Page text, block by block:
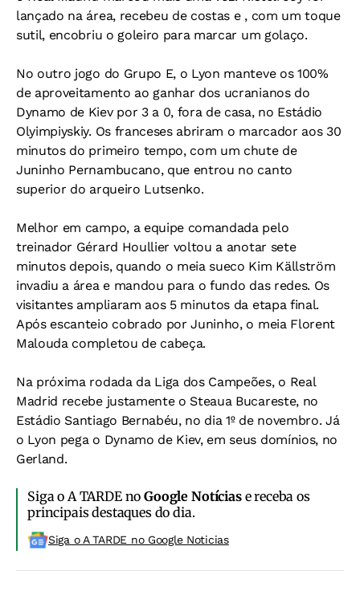
lançado na área, recebeu de costas e , com um toque
sutil, encobriu o goleiro para marcar um golaço.
No outro jogo do Grupo E, o Lyon manteve os 100%
de aproveitamento ao ganhar dos ucranianos do
Dynamo de Kiev por 3 a 0, fora de casa, no Estádio
Olyimpiyskiy. Os franceses abriram o marcador aos 30
minutos do primeiro tempo, com um chute de
Juninho Pernambucano, que entrou no canto
superior do arqueiro Lutsenko.
Melhor em campo, a equipe comandada pelo
treinador Gérard Houllier voltou a anotar sete
minutos depois, quando o meia sueco Kim Källström
invadiu a área e mandou para o fundo das redes. Os
visitantes ampliaram aos 5 minutos da etapa final.
Após escanteio cobrado por Juninho, o meia Florent
Malouda completou de cabeça.
Na próxima rodada da Liga dos Campeões, o Real
Madrid recebe justamente o Steaua Bucareste, no
Estádio Santiago Bernabéu, no dia 1º de novembro. Já
o Lyon pega o Dynamo de Kiev, em seus domínios, no
Gerland.
Siga o A TARDE noGoogle Notíciase receba os
principais destaques do dia.
Siga o A TARDE no Google Noticias